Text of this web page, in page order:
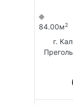
84.00м2
г.